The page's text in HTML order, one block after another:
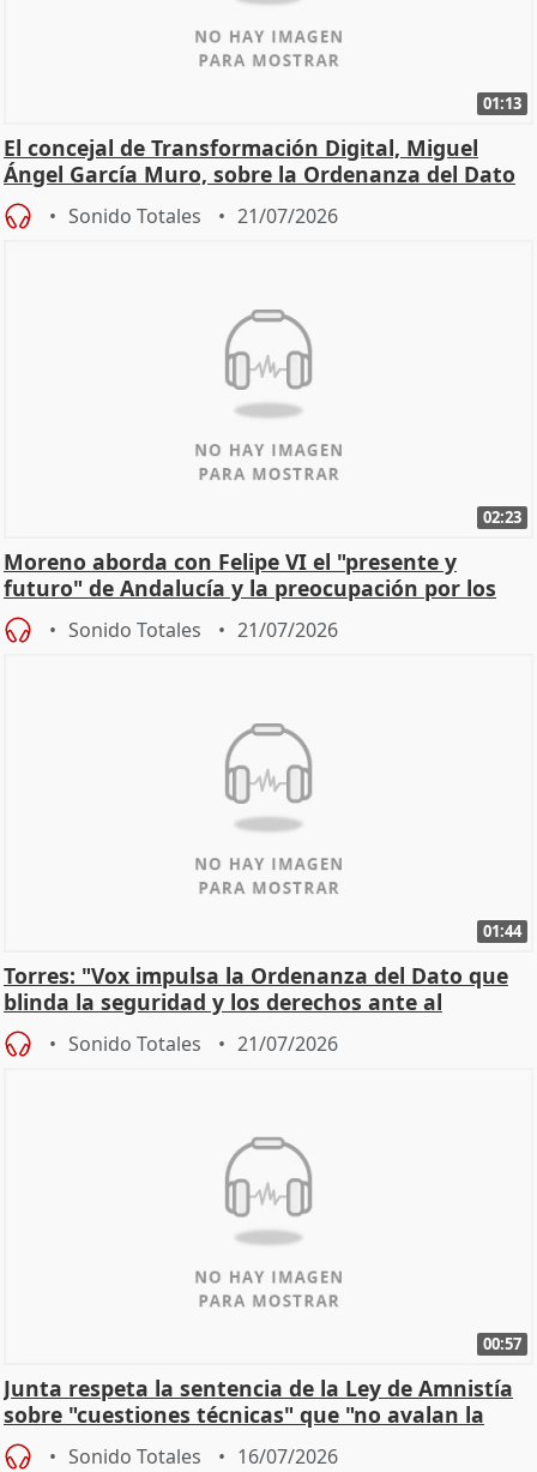
01:13
El concejal de Transformación Digital, Miguel
Ángel García Muro, sobre la Ordenanza del Dato
Sonido Totales 21/07/2026
02:23
Moreno aborda con Felipe VI el "presente y
futuro" de Andalucía y la preocupación por los
incendios
Sonido Totales 21/07/2026
01:44
Torres: "Vox impulsa la Ordenanza del Dato que
blinda la seguridad y los derechos ante al
control"
Sonido Totales 21/07/2026
00:57
Junta respeta la sentencia de la Ley de Amnistía
sobre "cuestiones técnicas" que "no avalan la
const
Sonido Totales 16/07/2026